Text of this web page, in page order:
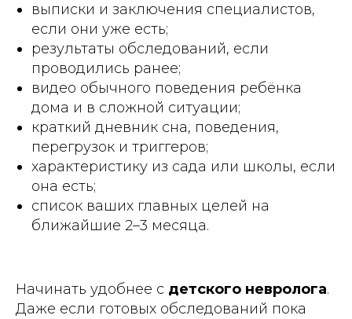
выписки и заключения специалистов,
если они уже есть;
результаты обследований, если
проводились ранее;
видео обычного поведения ребёнка
дома и в сложной ситуации;
краткий дневник сна, поведения,
перегрузок и триггеров;
характеристику из сада или школы, если
она есть;
список ваших главных целей на
ближайшие 2–3 месяца.
Начинать удобнее с детского невролога.
Даже если готовых обследований пока